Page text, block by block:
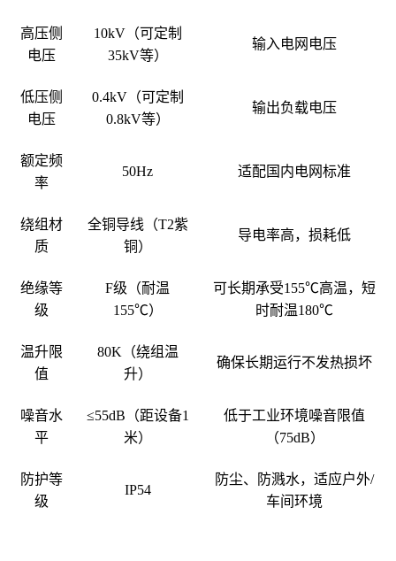
高压侧
电压
10kV（可定制
35kV等）
输入电网电压
低压侧
电压
0.4kV（可定制
0.8kV等）
输出负载电压
额定频
率
50Hz 适配国内电网标准
绕组材
质
全铜导线（T2紫
铜）
导电率高，损耗低
绝缘等
级
F级（耐温
155℃）
可长期承受155℃高温，短
时耐温180℃
温升限
值
80K（绕组温
升）
确保长期运行不发热损坏
噪音水
平
≤55dB（距设备1
米）
低于工业环境噪音限值
（75dB）
防护等
级
IP54
防尘、防溅水，适应户外/
车间环境